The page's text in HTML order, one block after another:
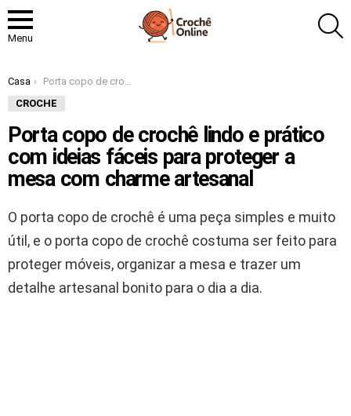
Menu
Você está aqui:
Casa
Porta copo de crochê lindo e prático com ideias fáceis para proteger a mesa com charme artesanal
CROCHE
Porta copo de crochê lindo e prático
com ideias fáceis para proteger a
mesa com charme artesanal
O porta copo de crochê é uma peça simples e muito
útil, e o porta copo de crochê costuma ser feito para
proteger móveis, organizar a mesa e trazer um
detalhe artesanal bonito para o dia a dia.